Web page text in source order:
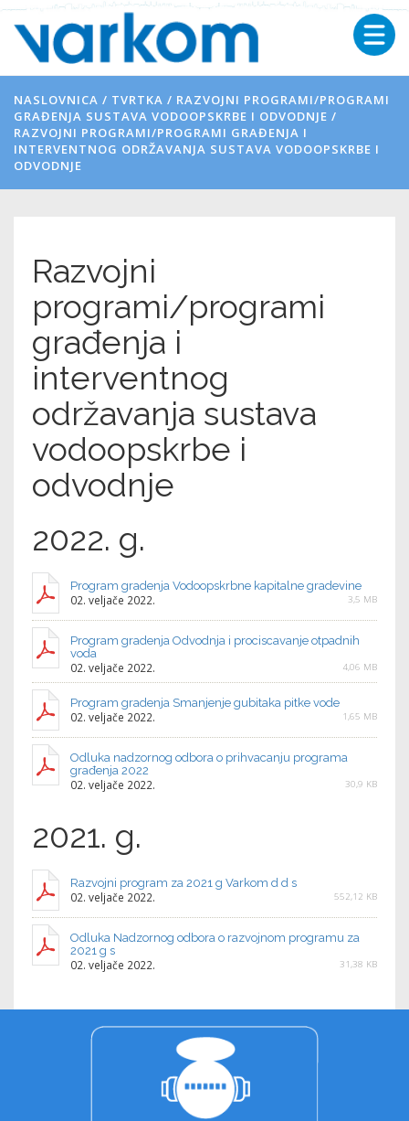
NASLOVNICA / TVRTKA / RAZVOJNI PROGRAMI/PROGRAMI
GRAĐENJA SUSTAVA VODOOPSKRBE I ODVODNJE /
RAZVOJNI PROGRAMI/PROGRAMI GRAĐENJA I
INTERVENTNOG ODRŽAVANJA SUSTAVA VODOOPSKRBE I
ODVODNJE
Razvojni
programi/programi
građenja i
interventnog
održavanja sustava
vodoopskrbe i
odvodnje
2022. g.
Program gradenja Vodoopskrbne kapitalne gradevine
02. veljače 2022. 3,5 MB
Program gradenja Odvodnja i prociscavanje otpadnih
voda
02. veljače 2022. 4,06 MB
Program gradenja Smanjenje gubitaka pitke vode
02. veljače 2022. 1,65 MB
Odluka nadzornog odbora o prihvacanju programa
građenja 2022
02. veljače 2022. 30,9 KB
2021. g.
Razvojni program za 2021 g Varkom d d s
02. veljače 2022. 552,12 KB
Odluka Nadzornog odbora o razvojnom programu za
2021 g s
02. veljače 2022. 31,38 KB